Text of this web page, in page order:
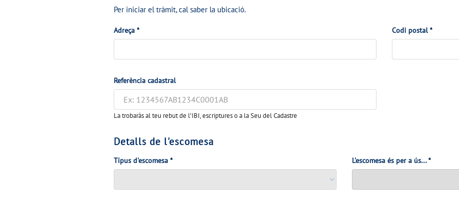
Per iniciar el tràmit, cal saber la ubicació.
Adreça * Codi postal*
Referència cadastral
La trobaràs al teu rebut de l’IBI, escriptures o a la Seu del Cadastre
Detalls de l'escomesa
Tipus d'escomesa * L'escomesa és per a ús...*